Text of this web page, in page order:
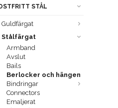
STÅL
Guldfärgat
Stålfärgat
Armband
Avslut
Bails
Berlocker och hängen
Bindringar
Connectors
Emaljerat